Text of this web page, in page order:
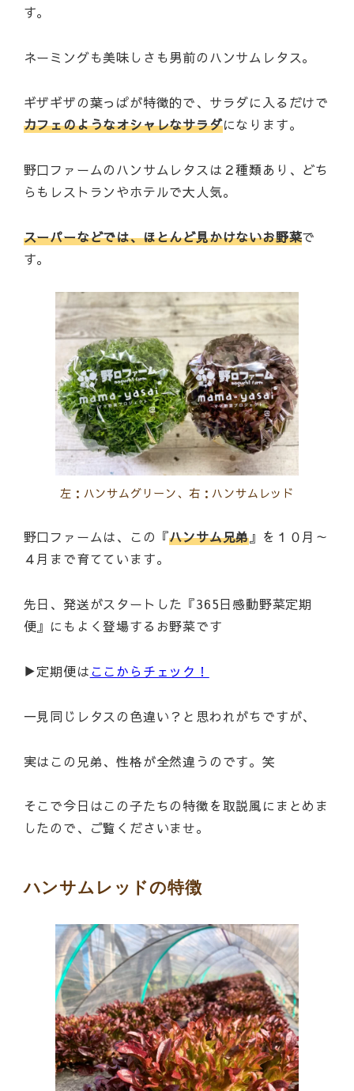
す。
ネーミングも美味しさも男前のハンサムレタス。
ギザギザの葉っぱが特徴的で、サラダに入るだけで
カフェのようなオシャレなサラダになります。
野口ファームのハンサムレタスは２種類あり、どち
らもレストランやホテルで大人気。
スーパーなどでは、ほとんど見かけないお野菜で
す。
左：ハンサムグリーン、右：ハンサムレッド
野口ファームは、この『ハンサム兄弟』を１０月～
４月まで育てています。
先日、発送がスタートした『365日感動野菜定期
便』にもよく登場するお野菜です
▶定期便はここからチェック！
一見同じレタスの色違い？と思われがちですが、
実はこの兄弟、性格が全然違うのです。笑
そこで今日はこの子たちの特徴を取説風にまとめま
したので、ご覧くださいませ。
ハンサムレッドの特徴